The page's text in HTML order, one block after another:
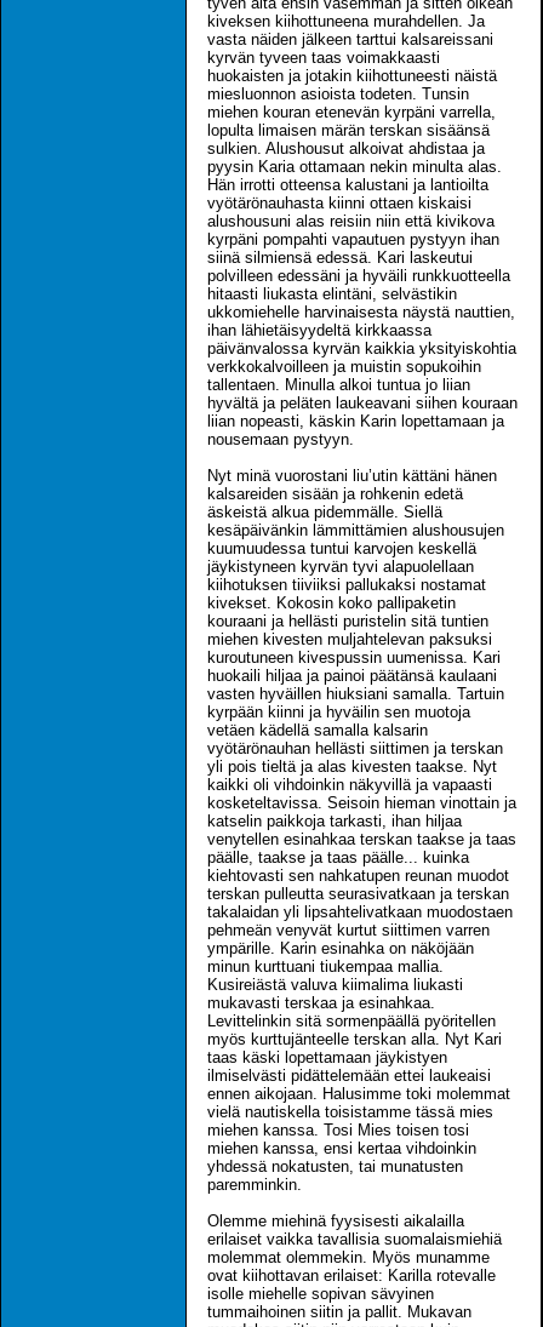
kiveksen kiihottuneena murahdellen. Ja
vasta näiden jälkeen tarttui kalsareissani
kyrvän tyveen taas voimakkaasti
huokaisten ja jotakin kiihottuneesti näistä
miesluonnon asioista todeten. Tunsin
miehen kouran etenevän kyrpäni varrella,
lopulta limaisen märän terskan sisäänsä
sulkien. Alushousut alkoivat ahdistaa ja
pyysin Karia ottamaan nekin minulta alas.
Hän irrotti otteensa kalustani ja lantioilta
vyötärönauhasta kiinni ottaen kiskaisi
alushousuni alas reisiin niin että kivikova
kyrpäni pompahti vapautuen pystyyn ihan
siinä silmiensä edessä. Kari laskeutui
polvilleen edessäni ja hyväili runkkuotteella
hitaasti liukasta elintäni, selvästikin
ukkomiehelle harvinaisesta näystä nauttien,
ihan lähietäisyydeltä kirkkaassa
päivänvalossa kyrvän kaikkia yksityiskohtia
verkkokalvoilleen ja muistin sopukoihin
tallentaen. Minulla alkoi tuntua jo liian
hyvältä ja peläten laukeavani siihen kouraan
liian nopeasti, käskin Karin lopettamaan ja
nousemaan pystyyn.
Nyt minä vuorostani liu’utin kättäni hänen
kalsareiden sisään ja rohkenin edetä
äskeistä alkua pidemmälle. Siellä
kesäpäivänkin lämmittämien alushousujen
kuumuudessa tuntui karvojen keskellä
jäykistyneen kyrvän tyvi alapuolellaan
kiihotuksen tiiviiksi pallukaksi nostamat
kivekset. Kokosin koko pallipaketin
kouraani ja hellästi puristelin sitä tuntien
miehen kivesten muljahtelevan paksuksi
kuroutuneen kivespussin uumenissa. Kari
huokaili hiljaa ja painoi päätänsä kaulaani
vasten hyväillen hiuksiani samalla. Tartuin
kyrpään kiinni ja hyväilin sen muotoja
vetäen kädellä samalla kalsarin
vyötärönauhan hellästi siittimen ja terskan
yli pois tieltä ja alas kivesten taakse. Nyt
kaikki oli vihdoinkin näkyvillä ja vapaasti
kosketeltavissa. Seisoin hieman vinottain ja
katselin paikkoja tarkasti, ihan hiljaa
venytellen esinahkaa terskan taakse ja taas
päälle, taakse ja taas päälle... kuinka
kiehtovasti sen nahkatupen reunan muodot
terskan pulleutta seurasivatkaan ja terskan
takalaidan yli lipsahtelivatkaan muodostaen
pehmeän venyvät kurtut siittimen varren
ympärille. Karin esinahka on näköjään
minun kurttuani tiukempaa mallia.
Kusireiästä valuva kiimalima liukasti
mukavasti terskaa ja esinahkaa.
Levittelinkin sitä sormenpäällä pyöritellen
myös kurttujänteelle terskan alla. Nyt Kari
taas käski lopettamaan jäykistyen
ilmiselvästi pidättelemään ettei laukeaisi
ennen aikojaan. Halusimme toki molemmat
vielä nautiskella toisistamme tässä mies
miehen kanssa. Tosi Mies toisen tosi
miehen kanssa, ensi kertaa vihdoinkin
yhdessä nokatusten, tai munatusten
paremminkin.
Olemme miehinä fyysisesti aikalailla
erilaiset vaikka tavallisia suomalaismiehiä
molemmat olemmekin. Myös munamme
ovat kiihottavan erilaiset: Karilla rotevalle
isolle miehelle sopivan sävyinen
tummaihoinen siitin ja pallit. Mukavan